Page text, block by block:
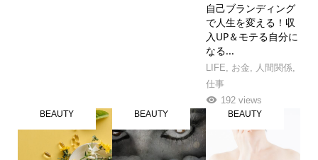
自己ブランディング
で人生を変える！収
入UP＆モテる自分に
なる...
LIFE お金 人間関係
仕事
192 views
BEAUTY BEAUTY BEAUTY